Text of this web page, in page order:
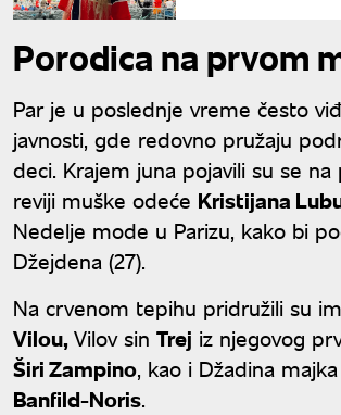
Porodica na prvom
Par je u poslednje vreme često
javnosti, gde redovno pružaju
deci. Krajem juna pojavili su se na
reviji muške odeće Kristijana
Nedelje mode u Parizu, kako bi
Džejdena (27).
Na crvenom tepihu pridružili su
Vilou,Vilov sin Trej iz njegovog
Širi Zampino, kao i Džadina majka
Banfild-Noris.